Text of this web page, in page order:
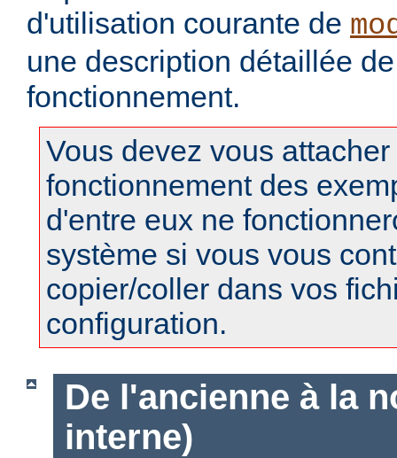
d'utilisation courante de
une description détaillée
fonctionnement.
Vous devez vous
fonctionnement des
d'entre eux ne
système si vous vous
copier/coller dans vos
configuration.
De l'ancienne à la
interne)